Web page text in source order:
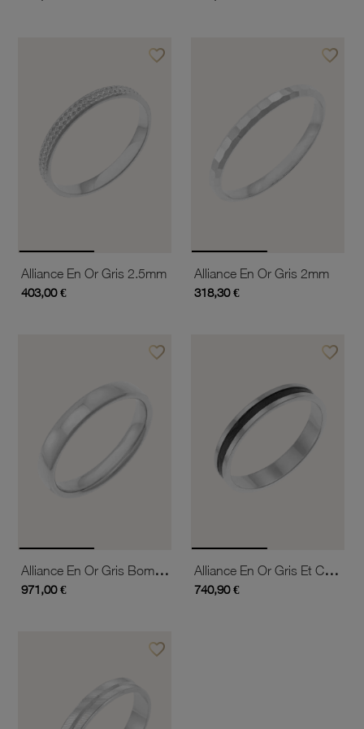
favorite_borderAjouter à vos favoris
Alliance En Or Gris 2.5mm
403,00 €
favorite_borderAjouter
Alliance En Or Gris 2mm
318,30 €
favorite_borderAjouter à vos favoris
Alliance En Or Gris Bombée Confort, 3,5 Mm
971,00 €
favorite_borderAjouter
Alliance En Or Gris Et Carbone, 4 Mm
740,90 €
favorite_borderAjouter à vos favoris